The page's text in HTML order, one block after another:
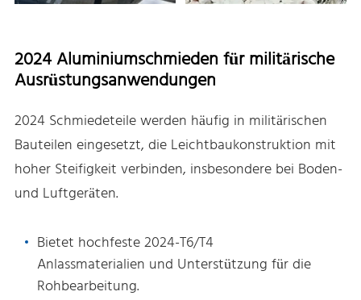
2024 Aluminiumschmieden für militärische
Ausrüstungsanwendungen
2024 Schmiedeteile werden häufig in militärischen
Bauteilen eingesetzt, die Leichtbaukonstruktion mit
hoher Steifigkeit verbinden, insbesondere bei Boden-
und Luftgeräten.
Bietet hochfeste 2024-T6/T4
Anlassmaterialien und Unterstützung für die
Rohbearbeitung.